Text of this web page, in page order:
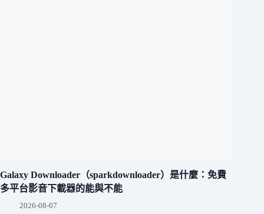
Galaxy Downloader（sparkdownloader）是什麼：免費
多平台影音下載器的能與不能
2026-08-07